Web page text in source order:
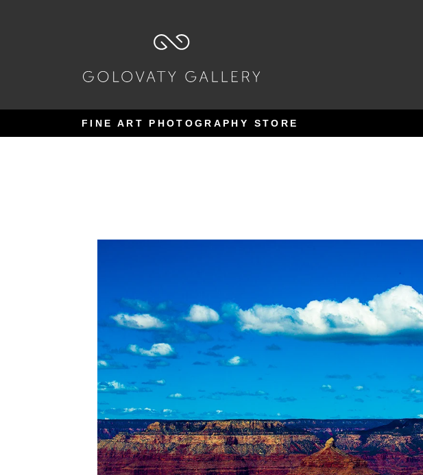
navegação
FINE ART PHOTOGRAPHY STORE